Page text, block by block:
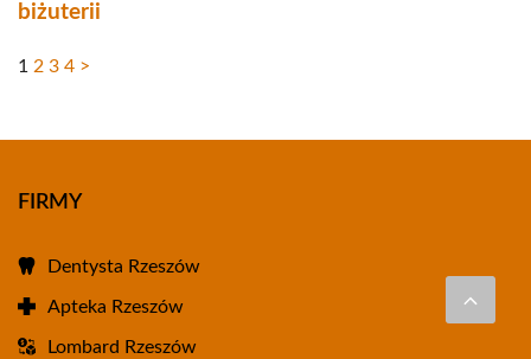
biżuterii
1 2 3 4 >
FIRMY
Dentysta Rzeszów
Apteka Rzeszów
Lombard Rzeszów